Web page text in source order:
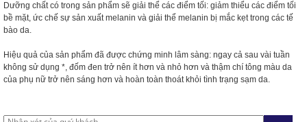
Dưỡng chất có trong sản phẩm sẽ giải thể các điểm tối: giảm thiểu các điểm tối
bề mặt, ức chế sự sản xuất melanin và giải thể melanin bị mắc kẹt trong các tế
bào da.
Hiệu quả của sản phẩm đã được chứng minh lâm sàng: ngay cả sau vài tuần
không sử dụng *, đốm đen trở nên ít hơn và nhỏ hơn và thậm chí tông màu da
của phụ nữ trở nên sáng hơn và hoàn toàn thoát khỏi tình trạng sạm da.